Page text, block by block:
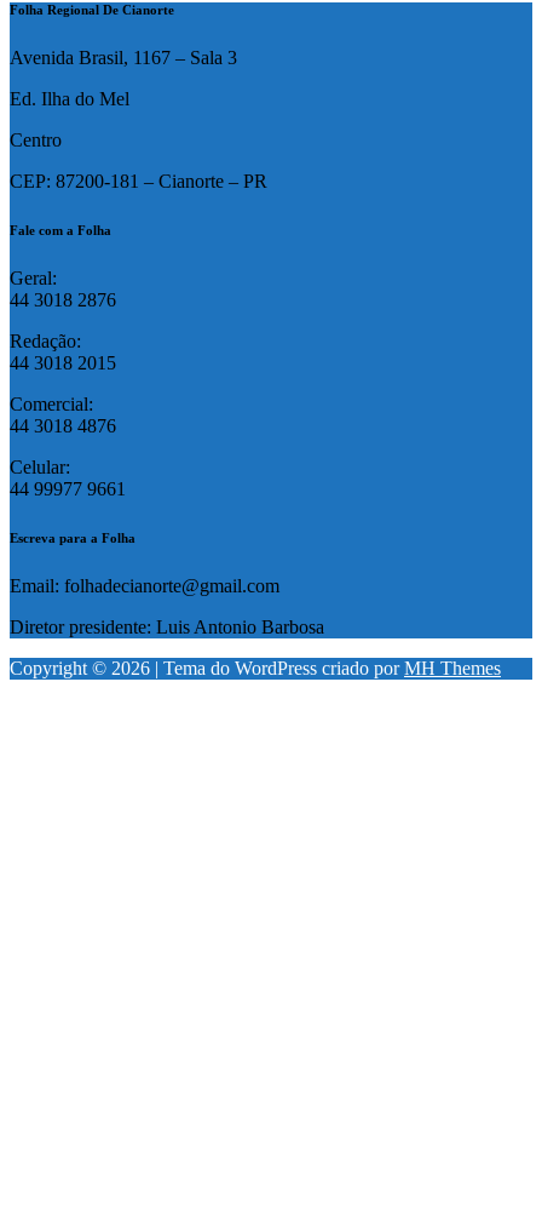
Folha Regional De Cianorte
Avenida Brasil, 1167 – Sala 3
Ed. Ilha do Mel
Centro
CEP: 87200-181 – Cianorte – PR
Fale com a Folha
Geral:
44 3018 2876
Redação:
44 3018 2015
Comercial:
44 3018 4876
Celular:
44 99977 9661
Escreva para a Folha
Email: folhadecianorte@gmail.com
Diretor presidente: Luis Antonio Barbosa
Copyright © 2026 | Tema do WordPress criado porMH Themes